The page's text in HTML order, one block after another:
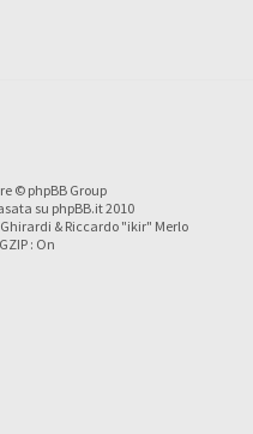
© phpBB Group
su phpBB.it 2010
& Riccardo "ikir" Merlo
: On